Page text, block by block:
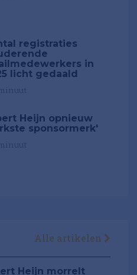
registraties
in
licht gedaald
Heijn opnieuw
sponsormerk'
Alle artikelen
Heijn morrelt